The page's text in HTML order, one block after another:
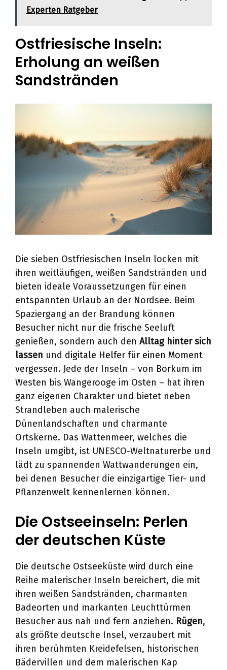
Experten Ratgeber
Ostfriesische Inseln:
Erholung an weißen
Sandstränden
Die sieben Ostfriesischen Inseln locken mit
ihren weitläufigen, weißen Sandstränden und
bieten ideale Voraussetzungen für einen
entspannten Urlaub an der Nordsee. Beim
Spaziergang an der Brandung können
Besucher nicht nur die frische Seeluft
genießen, sondern auch den Alltag hinter sich
lassen und digitale Helfer für einen Moment
vergessen. Jede der Inseln – von Borkum im
Westen bis Wangerooge im Osten – hat ihren
ganz eigenen Charakter und bietet neben
Strandleben auch malerische
Dünenlandschaften und charmante
Ortskerne. Das Wattenmeer, welches die
Inseln umgibt, ist UNESCO-Weltnaturerbe und
lädt zu spannenden Wattwanderungen ein,
bei denen Besucher die einzigartige Tier- und
Pflanzenwelt kennenlernen können.
Die Ostseeinseln: Perlen
der deutschen Küste
Die deutsche Ostseeküste wird durch eine
Reihe malerischer Inseln bereichert, die mit
ihren weißen Sandstränden, charmanten
Badeorten und markanten Leuchttürmen
Besucher aus nah und fern anziehen. Rügen,
als größte deutsche Insel, verzaubert mit
ihren berühmten Kreidefelsen, historischen
Bädervillen und dem malerischen Kap